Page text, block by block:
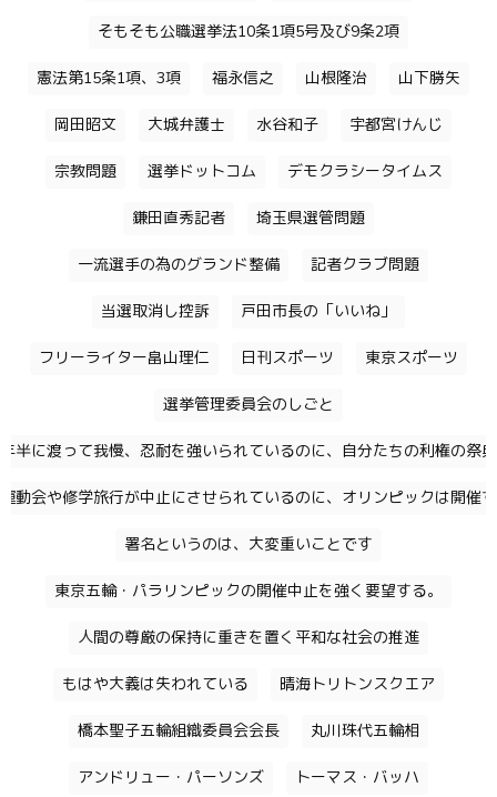
そもそも公職選挙法10条1項5号及び9条2項
憲法第15条1項、3項 福永信之 山根隆治 山下勝矢
岡田昭文 大城弁護士 水谷和子 宇都宮けんじ
宗教問題 選挙ドットコム デモクラシータイムス
鎌田直秀記者 埼玉県選管問題
一流選手の為のグランド整備 記者クラブ問題
当選取消し控訴 戸田市長の「いいね」
フリーライター畠山理仁 日刊スポーツ 東京スポーツ
選挙管理委員会のしごと
半に渡って我慢、忍耐を強いられているのに、自分たちの利権の祭
動会や修学旅行が中止にさせられているのに、オリンピックは開催
署名というのは、大変重いことです
東京五輪・パラリンピックの開催中止を強く要望する。
人間の尊厳の保持に重きを置く平和な社会の推進
もはや大義は失われている 晴海トリトンスクエア
橋本聖子五輪組織委員会会長 丸川珠代五輪相
アンドリュー・パーソンズ トーマス・バッハ